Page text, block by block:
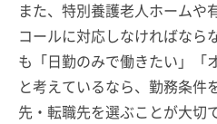
また、特別養護老人ホームや
コールに対応しなければなら
も「日勤のみで働きたい」「
と考えているなら、勤務条件
先・転職先を選ぶことが大切